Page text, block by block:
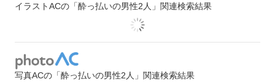
イラストACの「酔っ払いの男性2人」関連検索結果
写真ACの「酔っ払いの男性2人」関連検索結果